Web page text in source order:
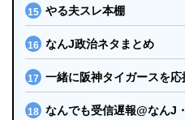
やる夫スレ本棚
なんJ政治ネタまとめ
一緒に阪神タイガースを応
なんでも受信遅報@なんJ